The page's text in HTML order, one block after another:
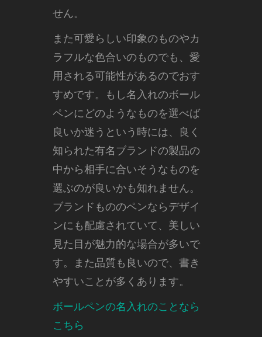
せん。
また可愛らしい印象のものやカ
ラフルな色合いのものでも、愛
用される可能性があるのでおす
すめです。もし名入れのボール
ペンにどのようなものを選べば
良いか迷うという時には、良く
知られた有名ブランドの製品の
中から相手に合いそうなものを
選ぶのが良いかも知れません。
ブランドもののペンならデザイ
ンにも配慮されていて、美しい
見た目が魅力的な場合が多いで
す。また品質も良いので、書き
やすいことが多くあります。
ボールペンの名入れのことなら
こちら